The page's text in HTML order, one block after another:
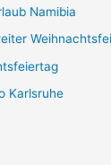
Namibia
Karlsruhe